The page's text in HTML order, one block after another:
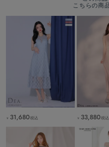
こちらの商
￥ 31,680税込 ￥ 33,880税込